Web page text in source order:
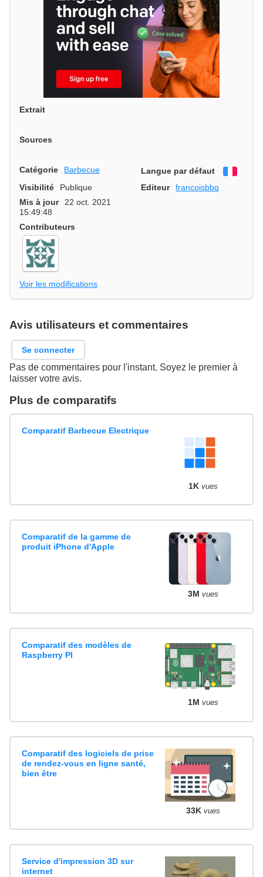
Extrait
Sources
Catégorie Barbecue Langue par défaut
Visibilité
Publique Editeur
francoisbbq
Mis à jour
22 oct. 2021
15:49:48
Contributeurs
Voir les modifications
Avis utilisateurs et commentaires
Se connecter
Pas de commentaires pour l'instant. Soyez le premier à
laisser votre avis.
Plus de comparatifs
Comparatif Barbecue Electrique
1K vues
Comparatif de la gamme de
produit iPhone d'Apple
3M vues
Comparatif des modèles de
Raspberry PI
1M vues
Comparatif des logiciels de prise
de rendez-vous en ligne santé,
bien être
33K vues
Service d'impression 3D sur
internet